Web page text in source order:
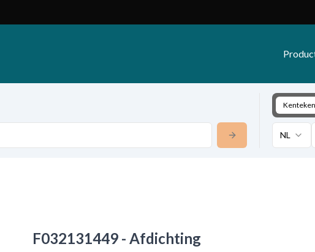
Kenteken
NL
F032131449 - Afdichting